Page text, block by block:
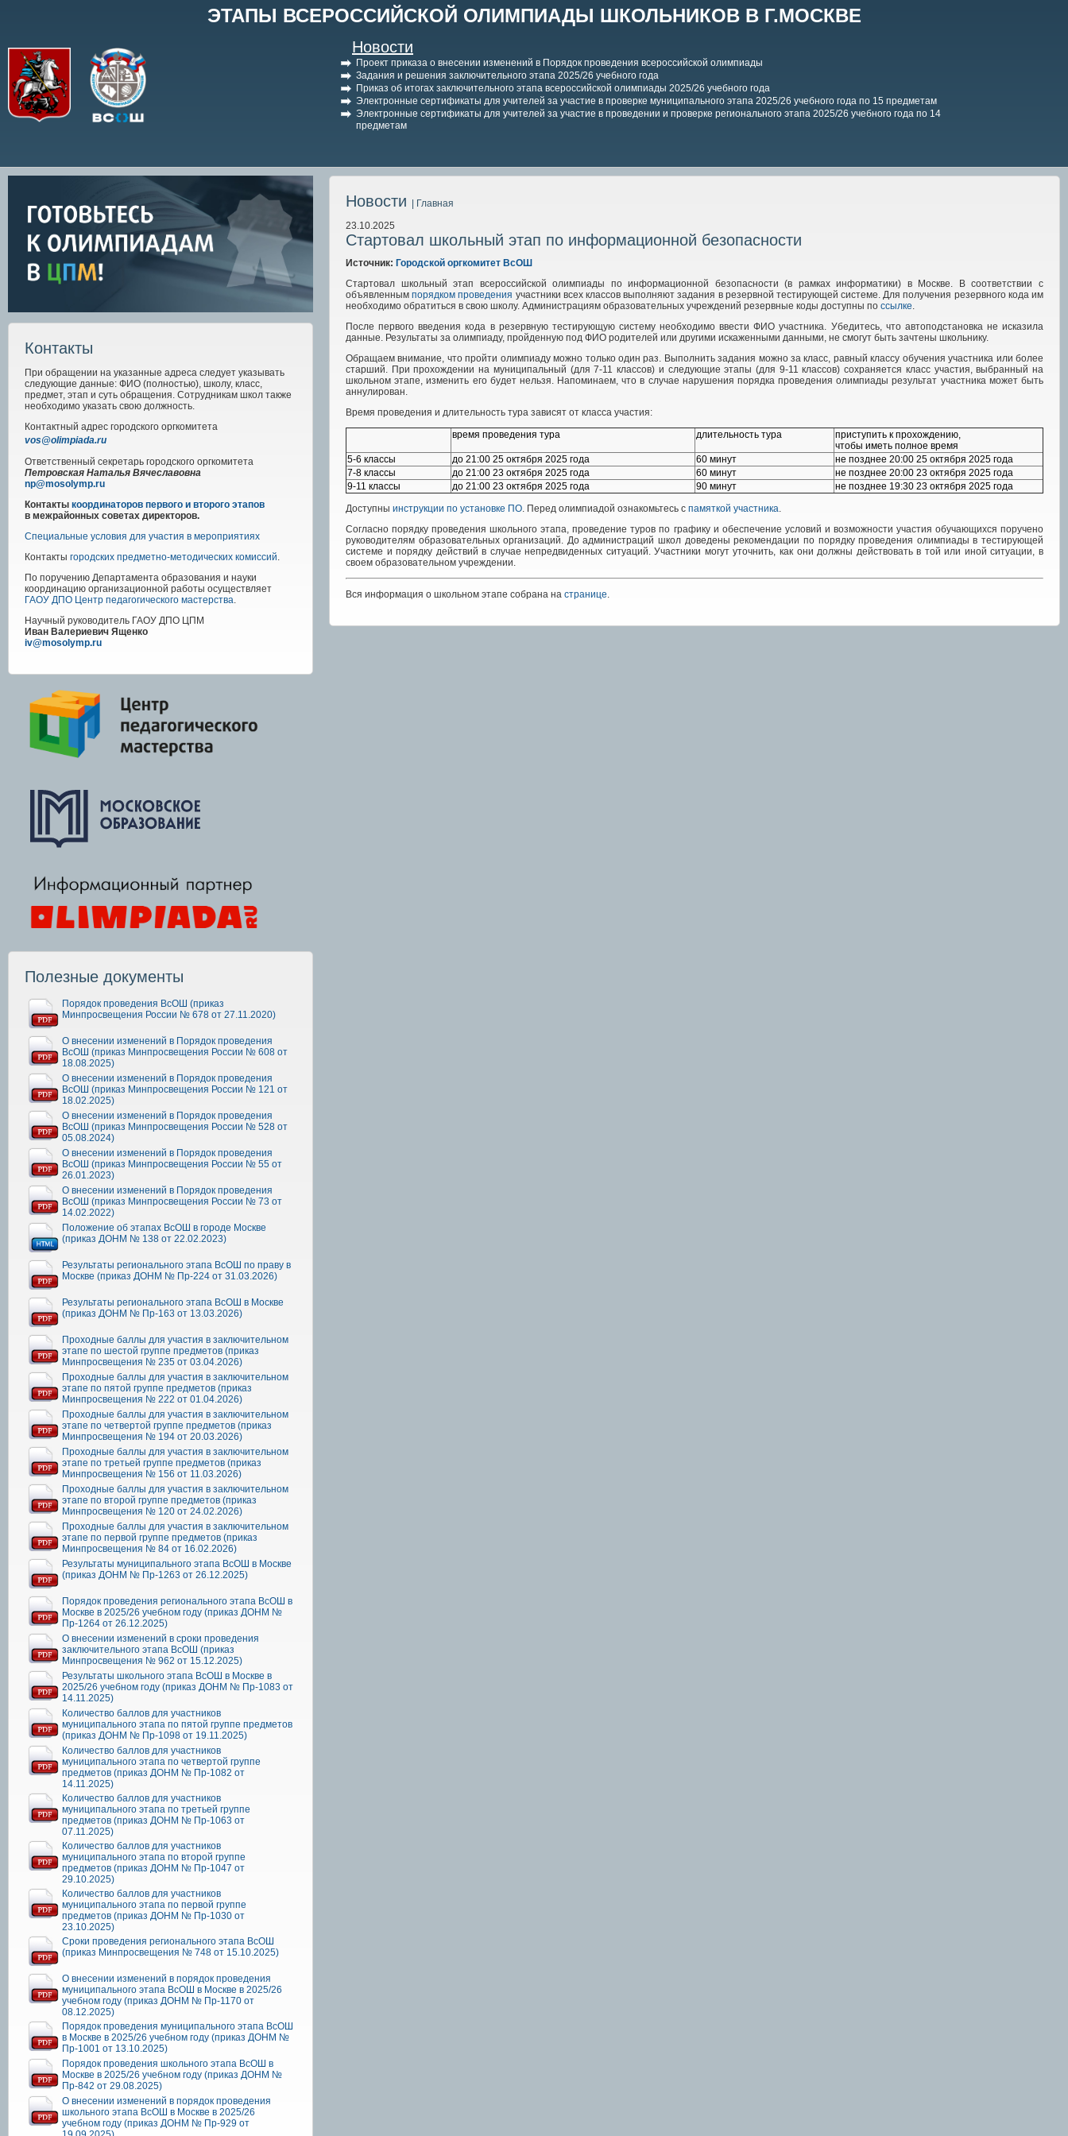
ЭТАПЫ ВСЕРОССИЙСКОЙ ОЛИМПИАДЫ ШКОЛЬНИКОВ В Г.МОСКВЕ
Новости
Проект приказа о внесении изменений в Порядок проведения всероссийской олимпиады
Задания и решения заключительного этапа 2025/26 учебного года
Приказ об итогах заключительного этапа всероссийской олимпиады 2025/26 учебного года
Электронные сертификаты для учителей за участие в проверке муниципального этапа 2025/26 учебного года по 15 предметам
Электронные сертификаты для учителей за участие в проведении и проверке регионального этапа 2025/26 учебного года по 14
предметам
Контакты
При обращении на указанные адреса следует указывать
следующие данные: ФИО (полностью), школу, класс,
предмет, этап и суть обращения. Сотрудникам школ также
необходимо указать свою должность.
Контактный адрес городского оргкомитета
vos@olimpiada.ru
Ответственный секретарь городского оргкомитета
Петровская Наталья Вячеславовна
np@mosolymp.ru
Контакты координаторов первого и второго этапов
в межрайонных советах директоров.
Специальные условия для участия в мероприятиях
Контакты городских предметно-методических комиссий.
По поручению Департамента образования и науки
координацию организационной работы осуществляет
ГАОУ ДПО Центр педагогического мастерства.
Научный руководитель ГАОУ ДПО ЦПМ
Иван Валериевич Ященко
iv@mosolymp.ru
Полезные документы
Порядок проведения ВсОШ (приказ
Минпросвещения России № 678 от 27.11.2020)
О внесении изменений в Порядок проведения
ВсОШ (приказ Минпросвещения России № 608 от
18.08.2025)
О внесении изменений в Порядок проведения
ВсОШ (приказ Минпросвещения России № 121 от
18.02.2025)
О внесении изменений в Порядок проведения
ВсОШ (приказ Минпросвещения России № 528 от
05.08.2024)
О внесении изменений в Порядок проведения
ВсОШ (приказ Минпросвещения России № 55 от
26.01.2023)
О внесении изменений в Порядок проведения
ВсОШ (приказ Минпросвещения России № 73 от
14.02.2022)
Положение об этапах ВсОШ в городе Москве
(приказ ДОНМ № 138 от 22.02.2023)
Результаты регионального этапа ВсОШ по праву в
Москве (приказ ДОНМ № Пр-224 от 31.03.2026)
Результаты регионального этапа ВсОШ в Москве
(приказ ДОНМ № Пр-163 от 13.03.2026)
Проходные баллы для участия в заключительном
этапе по шестой группе предметов (приказ
Минпросвещения № 235 от 03.04.2026)
Проходные баллы для участия в заключительном
этапе по пятой группе предметов (приказ
Минпросвещения № 222 от 01.04.2026)
Проходные баллы для участия в заключительном
этапе по четвертой группе предметов (приказ
Минпросвещения № 194 от 20.03.2026)
Проходные баллы для участия в заключительном
этапе по третьей группе предметов (приказ
Минпросвещения № 156 от 11.03.2026)
Проходные баллы для участия в заключительном
этапе по второй группе предметов (приказ
Минпросвещения № 120 от 24.02.2026)
Проходные баллы для участия в заключительном
этапе по первой группе предметов (приказ
Минпросвещения № 84 от 16.02.2026)
Результаты муниципального этапа ВсОШ в Москве
(приказ ДОНМ № Пр-1263 от 26.12.2025)
Порядок проведения регионального этапа ВсОШ в
Москве в 2025/26 учебном году (приказ ДОНМ №
Пр-1264 от 26.12.2025)
О внесении изменений в сроки проведения
заключительного этапа ВсОШ (приказ
Минпросвещения № 962 от 15.12.2025)
Результаты школьного этапа ВсОШ в Москве в
2025/26 учебном году (приказ ДОНМ № Пр-1083 от
14.11.2025)
Количество баллов для участников
муниципального этапа по пятой группе предметов
(приказ ДОНМ № Пр-1098 от 19.11.2025)
Количество баллов для участников
муниципального этапа по четвертой группе
предметов (приказ ДОНМ № Пр-1082 от
14.11.2025)
Количество баллов для участников
муниципального этапа по третьей группе
предметов (приказ ДОНМ № Пр-1063 от
07.11.2025)
Количество баллов для участников
муниципального этапа по второй группе
предметов (приказ ДОНМ № Пр-1047 от
29.10.2025)
Количество баллов для участников
муниципального этапа по первой группе
предметов (приказ ДОНМ № Пр-1030 от
23.10.2025)
Сроки проведения регионального этапа ВсОШ
(приказ Минпросвещения № 748 от 15.10.2025)
О внесении изменений в порядок проведения
муниципального этапа ВсОШ в Москве в 2025/26
учебном году (приказ ДОНМ № Пр-1170 от
08.12.2025)
Порядок проведения муниципального этапа ВсОШ
в Москве в 2025/26 учебном году (приказ ДОНМ №
Пр-1001 от 13.10.2025)
Порядок проведения школьного этапа ВсОШ в
Москве в 2025/26 учебном году (приказ ДОНМ №
Пр-842 от 29.08.2025)
О внесении изменений в порядок проведения
школьного этапа ВсОШ в Москве в 2025/26
учебном году (приказ ДОНМ № Пр-929 от
Новости
| Главная
23.10.2025
Стартовал школьный этап по информационной безопасности
Источник: Городской оргкомитет ВсОШ
Стартовал школьный этап всероссийской олимпиады по информационной безопасности (в рамках информатики) в Москве. В соответствии с
объявленнымпорядком проведения участники всех классов выполняют задания в резервной тестирующей системе. Для получения резервного кода им
необходимо обратиться в свою школу. Администрациям образовательных учреждений резервные коды доступны по ссылке.
После первого введения кода в резервную тестирующую систему необходимо ввести ФИО участника. Убедитесь, что автоподстановка не исказила
данные. Результаты за олимпиаду, пройденную под ФИО родителей или другими искаженными данными, не смогут быть зачтены школьнику.
Обращаем внимание, что пройти олимпиаду можно только один раз. Выполнить задания можно за класс, равный классу обучения участника или более
старший. При прохождении на муниципальный (для 7-11 классов) и следующие этапы (для 9-11 классов) сохраняется класс участия, выбранный на
школьном этапе, изменить его будет нельзя. Напоминаем, что в случае нарушения порядка проведения олимпиады результат участника может быть
аннулирован.
Время проведения и длительность тура зависят от класса участия:
время проведения тура
длительность тура
приступить к прохождению,
чтобы иметь полное время
5-6 классы
до 21:00 25 октября 2025 года 60 минут
не позднее 20:00 25 октября 2025 года
7-8 классы
до 21:00 23 октября 2025 года 60 минут
не позднее 20:00 23 октября 2025 года
9-11 классы
до 21:00 23 октября 2025 года 90 минут
не позднее 19:30 23 октября 2025 года
Доступны инструкции по установке ПО. Перед олимпиадой ознакомьтесь с памяткой участника.
Согласно порядку проведения школьного этапа, проведение туров по графику и обеспечение условий и возможности участия обучающихся поручено
руководителям образовательных организаций. До администраций школ доведены рекомендации по порядку проведения олимпиады в тестирующей
системе и порядку действий в случае непредвиденных ситуаций. Участники могут уточнить, как они должны действовать в той или иной ситуации, в
своем образовательном учреждении.
Вся информация о школьном этапе собрана на странице.